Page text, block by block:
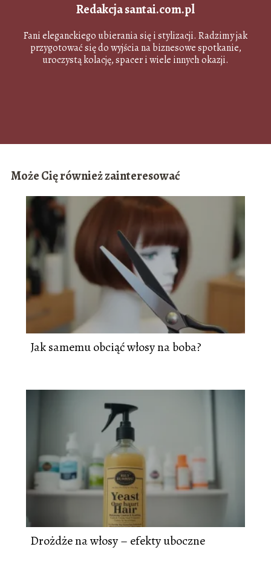
Redakcja santai.com.pl
Fani eleganckiego ubierania się i stylizacji. Radzimy jak
przygotować się do wyjścia na biznesowe spotkanie,
uroczystą kolację, spacer i wiele innych okazji.
Może Cię również zainteresować
Jak samemu obciąć włosy na boba?
Drożdże na włosy – efekty uboczne